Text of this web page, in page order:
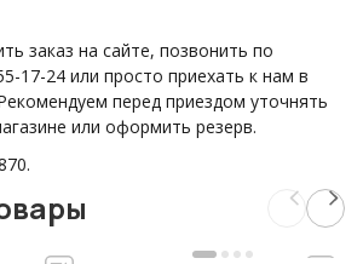
заказ на сайте, позвонить по
17-24 или просто приехать к нам в
перед приездом уточнять
или оформить резерв.